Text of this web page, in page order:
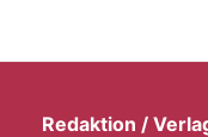
Redaktion /